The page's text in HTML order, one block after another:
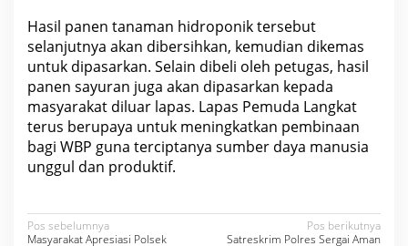
Hasil panen tanaman hidroponik tersebut
selanjutnya akan dibersihkan, kemudian dikemas
untuk dipasarkan. Selain dibeli oleh petugas, hasil
panen sayuran juga akan dipasarkan kepada
masyarakat diluar lapas. Lapas Pemuda Langkat
terus berupaya untuk meningkatkan pembinaan
bagi WBP guna terciptanya sumber daya manusia
unggul dan produktif.
N
Pos sebelumnya
Masyarakat Apresiasi Polsek
Pos berikutnya
Satreskrim Polres Sergai Aman